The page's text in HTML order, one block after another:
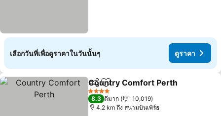
เลือกวันที่เพื่อดูราคาในวันนั้นๆ ดูราคา
แชร์ เพิ่มในรายการโปรด
Country Comfort Perth
4 ดาว
8.3 ดีมาก
10,019
4.2 km ถึง สนามบินเพิร์ธ